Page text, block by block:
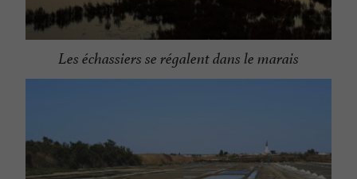
Les échassiers se régalent dans le marais